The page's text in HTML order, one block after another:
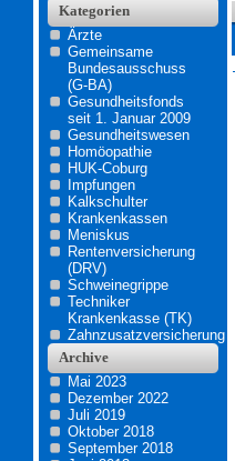
Kategorien
Ärzte
Gemeinsame
Bundesausschuss
(G-BA)
Gesundheitsfonds
seit 1. Januar 2009
Gesundheitswesen
Homöopathie
HUK-Coburg
Impfungen
Kalkschulter
Krankenkassen
Meniskus
Rentenversicherung
(DRV)
Schweinegrippe
Techniker
Krankenkasse (TK)
Zahnzusatzversicherung
Archive
Mai 2023
Dezember 2022
Juli 2019
Oktober 2018
September 2018